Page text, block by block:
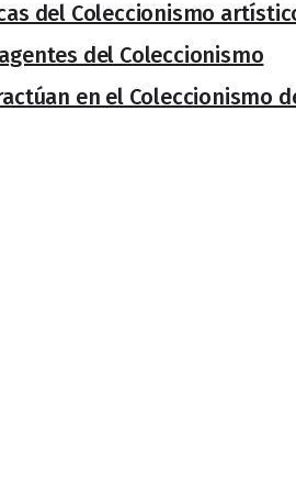
del Coleccionismo
del Coleccionismo
en el Coleccionismo